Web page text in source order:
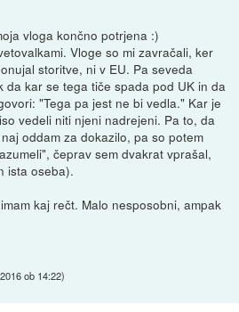
vloga končno potrjena :)
Vloge so mi zavračali, ker
storitve, ni v EU. Pa seveda
da kar se tega tiče spada pod UK in da
"Tega pa jest ne bi vedla." Kar je
vedeli niti njeni nadrejeni. Pa to, da
oddam za dokazilo, pa so potem
čeprav sem dvakrat vprašal,
ista oseba).
kaj rečt. Malo nesposobni, ampak
ob 14:22)